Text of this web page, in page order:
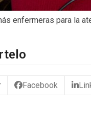
enfermeras para la
Facebook